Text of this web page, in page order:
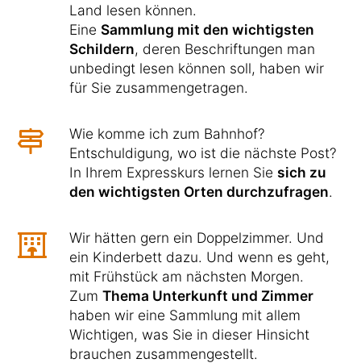
Land lesen können.
Eine Sammlung mit den wichtigsten
Schildern, deren Beschriftungen man
unbedingt lesen können soll, haben wir
für Sie zusammengetragen.
Wie komme ich zum Bahnhof?
Entschuldigung, wo ist die nächste Post?
In Ihrem Expresskurs lernen Sie sich zu
den wichtigsten Orten durchzufragen.
Wir hätten gern ein Doppelzimmer. Und
ein Kinderbett dazu. Und wenn es geht,
mit Frühstück am nächsten Morgen.
Zum Thema Unterkunft und Zimmer
haben wir eine Sammlung mit allem
Wichtigen, was Sie in dieser Hinsicht
brauchen zusammengestellt.